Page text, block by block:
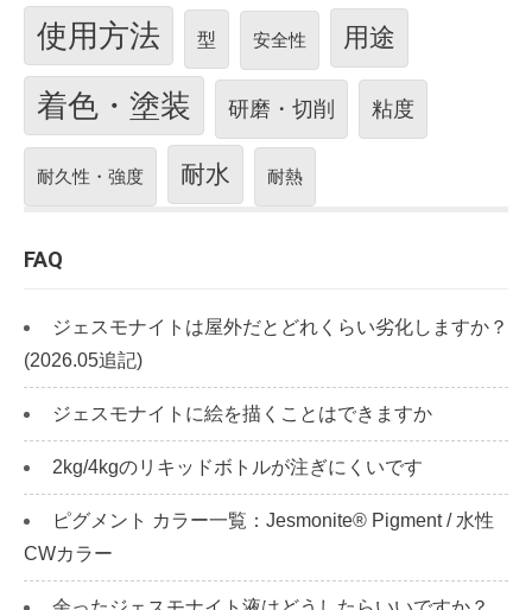
使用方法 型 安全性 用途
着色・塗装 研磨・切削 粘度
耐久性・強度 耐水 耐熱
FAQ
ジェスモナイトは屋外だとどれくらい劣化しますか？
(2026.05追記)
ジェスモナイトに絵を描くことはできますか
2kg/4kgのリキッドボトルが注ぎにくいです
ピグメント カラー一覧：Jesmonite® Pigment / 水性
CWカラー